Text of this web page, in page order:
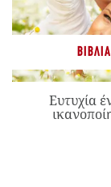
ΒΙΒΛΊΑ
Ευτυχία